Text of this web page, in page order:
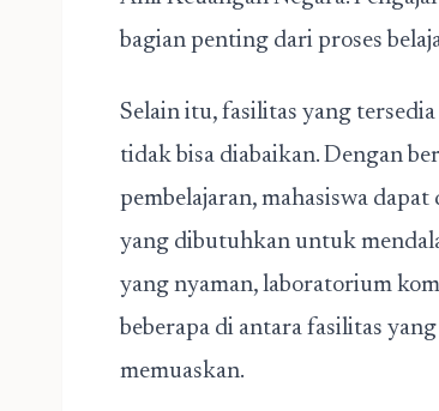
bagian penting dari proses
Selain itu, fasilitas yang
tidak bisa diabaikan. Dengan
pembelajaran, mahasiswa
yang dibutuhkan untuk
yang nyaman, laboratorium
beberapa di antara fasilitas
memuaskan.